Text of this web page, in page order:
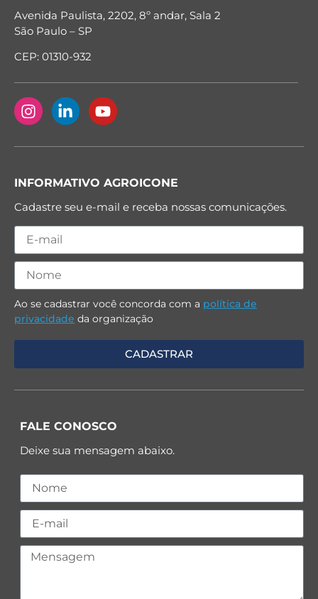
Avenida Paulista, 2202, 8º andar, Sala 2
São Paulo – SP
CEP: 01310-932
INFORMATIVO AGROICONE
Cadastre seu e-mail e receba nossas comunicações.
Ao se cadastrar você concorda com a política de
privacidade da organização
FALE CONOSCO
Deixe sua mensagem abaixo.